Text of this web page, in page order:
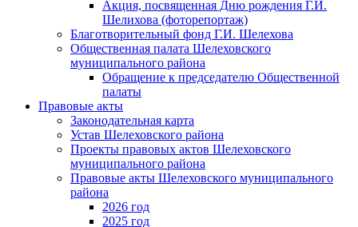
Акция, посвященная Дню рождения Г.И.
Шелихова (фоторепортаж)
Благотворительный фонд Г.И. Шелехова
Общественная палата Шелеховского
муниципального района
Обращение к председателю Общественной
палаты
Правовые акты
Законодательная карта
Устав Шелеховского района
Проекты правовых актов Шелеховского
муниципального района
Правовые акты Шелеховского муниципального
района
2026 год
2025 год